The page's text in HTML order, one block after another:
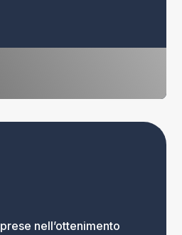
nell’ottenimento